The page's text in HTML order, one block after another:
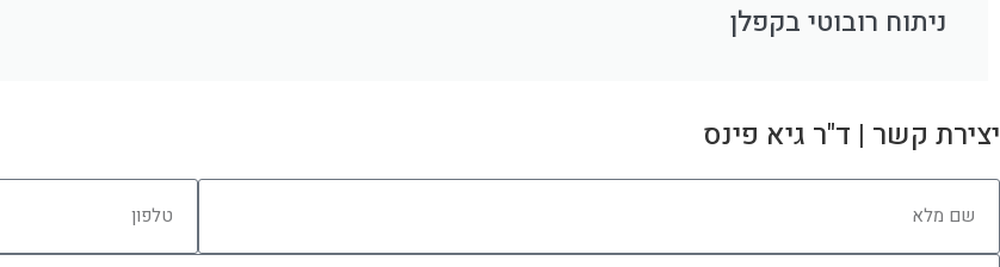
ניתוח רובוטי בקפלן
יצירת קשר | ד"ר גיא פינס